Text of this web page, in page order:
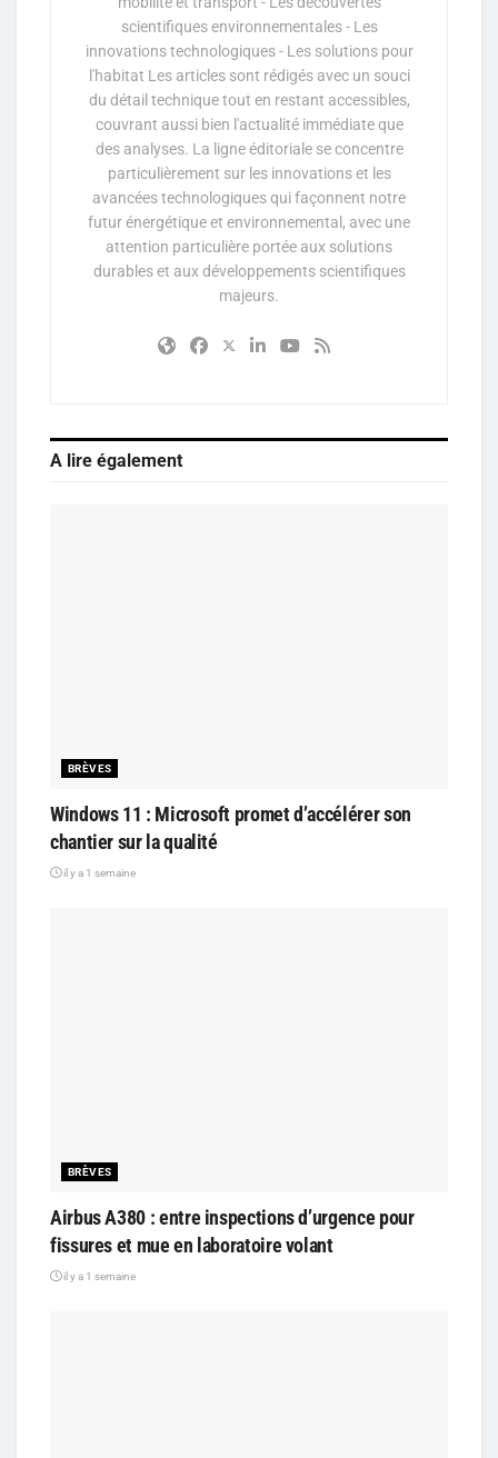
scientifiques environnementales - Les
innovations technologiques - Les solutions pour
l'habitat Les articles sont rédigés avec un souci
du détail technique tout en restant accessibles,
couvrant aussi bien l'actualité immédiate que
des analyses. La ligne éditoriale se concentre
particulièrement sur les innovations et les
avancées technologiques qui façonnent notre
futur énergétique et environnemental, avec une
attention particulière portée aux solutions
durables et aux développements scientifiques
majeurs.
A lire également
BRÈVES
Windows 11 : Microsoft promet d’accélérer son
chantier sur la qualité
il y a 1 semaine
BRÈVES
Airbus A380 : entre inspections d’urgence pour
fissures et mue en laboratoire volant
il y a 1 semaine